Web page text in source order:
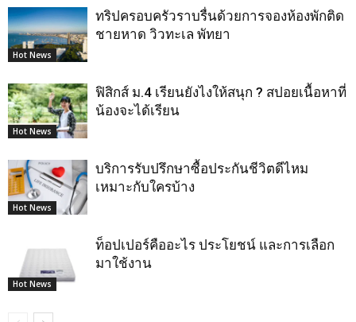
Hot News
ทริปครอบครัวราบรื่นด้วยการจองห้องพักติด
ชายหาด วิวทะเล พัทยา
Hot News
ฟิสิกส์ ม.4 เรียนยังไงให้สนุก ? สปอยเนื้อหาที่
น้องจะได้เรียน
Hot News
บริการรับปรึกษาซื้อประกันชีวิตดีไหม
เหมาะกับใครบ้าง
Hot News
ท็อปเปอร์คืออะไร ประโยชน์ และการเลือก
มาใช้งาน